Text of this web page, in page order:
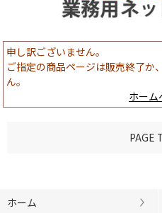
申し訳ございません。
ご指定の商品ページは販売終了か
ん。
ホーム
PAGE
ホーム